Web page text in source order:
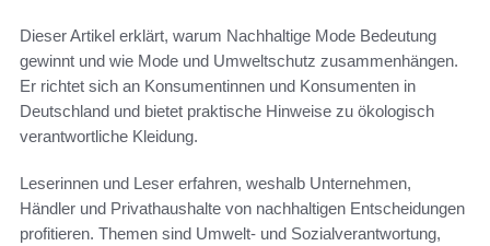
Dieser Artikel erklärt, warum Nachhaltige Mode Bedeutung
gewinnt und wie Mode und Umweltschutz zusammenhängen.
Er richtet sich an Konsumentinnen und Konsumenten in
Deutschland und bietet praktische Hinweise zu ökologisch
verantwortliche Kleidung.
Leserinnen und Leser erfahren, weshalb Unternehmen,
Händler und Privathaushalte von nachhaltigen Entscheidungen
profitieren. Themen sind Umwelt- und Sozialverantwortung,